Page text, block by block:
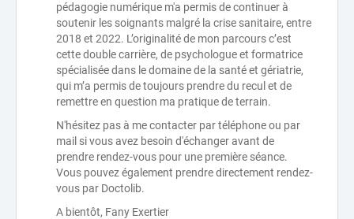
pédagogie numérique m'a permis de continuer à
soutenir les soignants malgré la crise sanitaire, entre
2018 et 2022. L’originalité de mon parcours c’est
cette double carrière, de psychologue et formatrice
spécialisée dans le domaine de la santé et gériatrie,
qui m’a permis de toujours prendre du recul et de
remettre en question ma pratique de terrain.
N'hésitez pas à me contacter par téléphone ou par
mail si vous avez besoin d'échanger avant de
prendre rendez-vous pour une première séance.
Vous pouvez également prendre directement rendez-
vous par Doctolib.
A bientôt, Fany Exertier